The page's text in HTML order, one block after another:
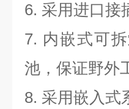
6. 采用进口接
7. 内嵌式可
池，保证野外
8. 采用嵌入式